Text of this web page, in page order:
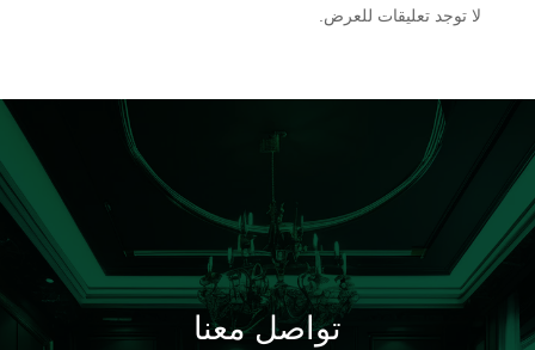
لا توجد تعليقات للعرض.
تواصل معنا